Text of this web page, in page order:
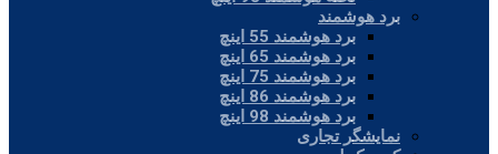
برد هوشمند
برد هوشمند 55 اینچ
برد هوشمند 65 اینچ
برد هوشمند 75 اینچ
برد هوشمند 86 اینچ
برد هوشمند 98 اینچ
نمایشگر تجاری